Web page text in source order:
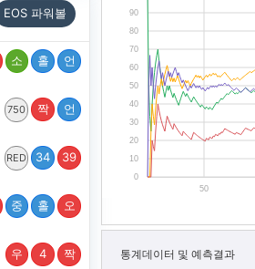
EOS 파워볼
소 홀 언
750 짝 언
RED 34 39
중 홀 오
우 4 짝
50
0
10
20
30
40
50
60
70
80
90
통계데이터 및 예측결과